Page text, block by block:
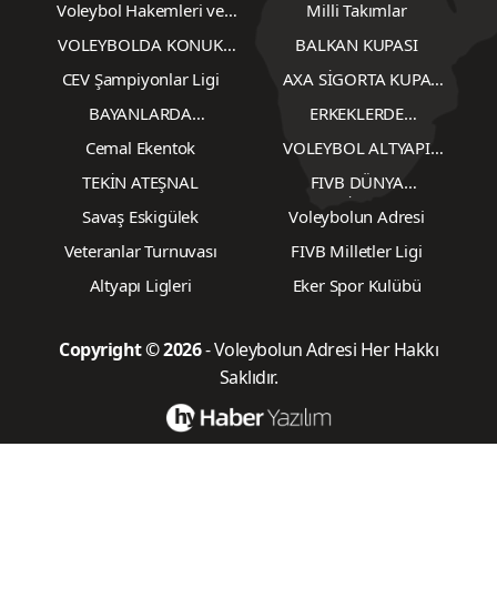
Voleybol Hakemleri ve
Milli Takımlar
VOLEYBOLDA KONUK
BALKAN KUPASI
CEV Şampiyonlar Ligi
AXA SİGORTA KUPA
BAYANLARDA
ERKEKLERDE
Cemal Ekentok
VOLEYBOL ALTYAPI
KARŞILAŞMALARI
TEKİN ATEŞNAL
FIVB DÜNYA
ŞAMPİYONASI
Savaş Eskigülek
Voleybolun Adresi
Veteranlar Turnuvası
FIVB Milletler Ligi
Altyapı Ligleri
Eker Spor Kulübü
Copyright © 2026- Voleybolun Adresi Her Hakkı
Saklıdır.